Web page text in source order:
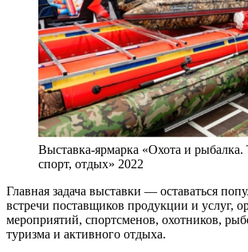
Выставка-ярмарка «Охота и рыбалка.
спорт, отдых» 2022
Главная задача выставки — оставаться
встречи поставщиков продукции и услуг,
мероприятий, спортсменов, охотников,
туризма и активного отдыха.